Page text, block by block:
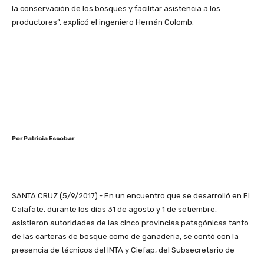
la conservación de los bosques y facilitar asistencia a los
productores”, explicó el ingeniero Hernán Colomb.
Por Patricia Escobar
SANTA CRUZ (5/9/2017).- En un encuentro que se desarrolló en El
Calafate, durante los días 31 de agosto y 1 de setiembre,
asistieron autoridades de las cinco provincias patagónicas tanto
de las carteras de bosque como de ganadería, se contó con la
presencia de técnicos del INTA y Ciefap, del Subsecretario de